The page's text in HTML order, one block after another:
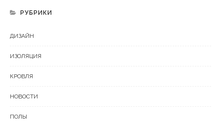
РУБРИКИ
ДИЗАЙН
ИЗОЛЯЦИЯ
КРОВЛЯ
НОВОСТИ
ПОЛЫ